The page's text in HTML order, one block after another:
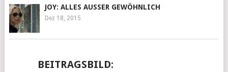
JOY: ALLES AUSSER GEWÖHNLICH
Dez 18, 2015
BEITRAGSBILD: